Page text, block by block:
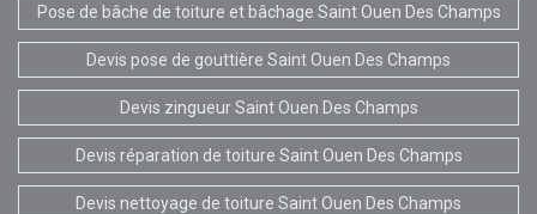
Pose de bâche de toiture et bâchage Saint Ouen Des Champs
Devis pose de gouttière Saint Ouen Des Champs
Devis zingueur Saint Ouen Des Champs
Devis réparation de toiture Saint Ouen Des Champs
Devis nettoyage de toiture Saint Ouen Des Champs